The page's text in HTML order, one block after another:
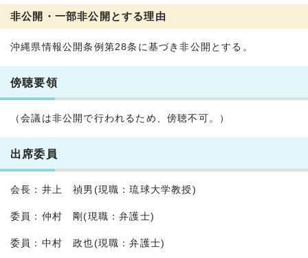
非公開・一部非公開とする理由
沖縄県情報公開条例第28条に基づき非公開とする。
傍聴要領
（会議は非公開で行われるため、傍聴不可。）
出席委員
会長：井上 禎男(現職：琉球大学教授)
委員：仲村 剛(現職：弁護士)
委員：中村 政也(現職：弁護士)